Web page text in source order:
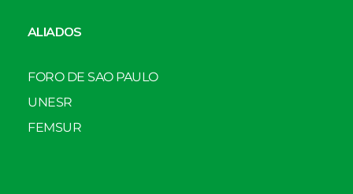
ALIADOS
FORO DE SAO PAULO
UNESR
FEMSUR